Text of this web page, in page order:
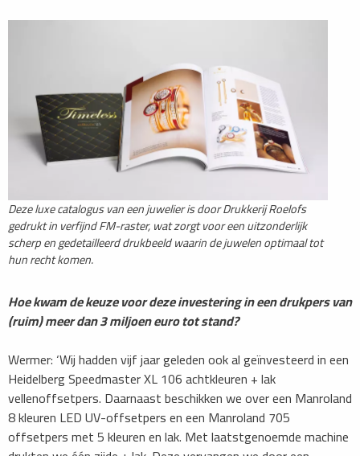
Deze luxe catalogus van een juwelier is door Drukkerij Roelofs
gedrukt in verfijnd FM-raster, wat zorgt voor een uitzonderlijk
scherp en gedetailleerd drukbeeld waarin de juwelen optimaal tot
hun recht komen.
Hoe kwam de keuze voor deze investering in een drukpers van
(ruim) meer dan 3 miljoen euro tot stand?
Wermer: ‘Wij hadden vijf jaar geleden ook al geïnvesteerd in een
Heidelberg Speedmaster XL 106 achtkleuren + lak
vellenoffsetpers. Daarnaast beschikken we over een Manroland
8 kleuren LED UV-offsetpers en een Manroland 705
offsetpers met 5 kleuren en lak. Met laatstgenoemde machine